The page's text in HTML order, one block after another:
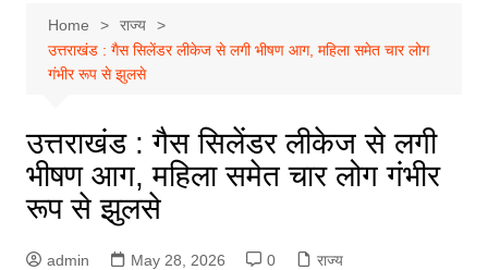
Home
राज्य
उत्तराखंड : गैस सिलेंडर लीकेज से लगी भीषण आग, महिला समेत चार लोग
गंभीर रूप से झुलसे
उत्तराखंड : गैस सिलेंडर लीकेज से लगी
भीषण आग, महिला समेत चार लोग गंभीर
रूप से झुलसे
admin May 28, 2026 0 राज्य